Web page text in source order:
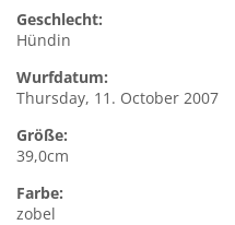
Geschlecht:
Hündin
Wurfdatum:
Thursday, 11. October 2007
Größe:
39,0cm
Farbe:
zobel